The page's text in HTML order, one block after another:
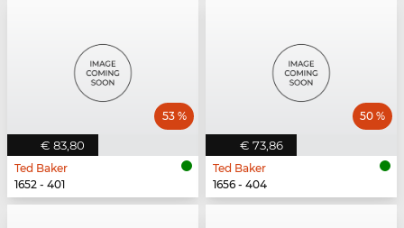
€ 83,80
53 %
Ted Baker
1652 - 401
€ 73,86
50 %
Ted Baker
1656 - 404